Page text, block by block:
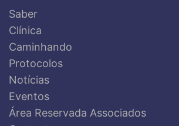
Saber
Clínica
Caminhando
Protocolos
Notícias
Eventos
Área Reservada Associados